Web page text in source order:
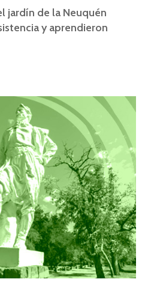
jardín de la Neuquén
y aprendieron